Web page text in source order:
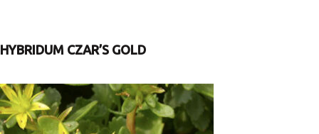
HYBRIDUM CZAR’S GOLD